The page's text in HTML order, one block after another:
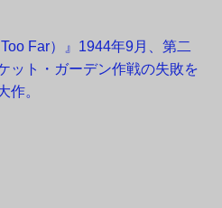
Far）』1944年9月、第二
ット・ガーデン作戦の失敗を
作。